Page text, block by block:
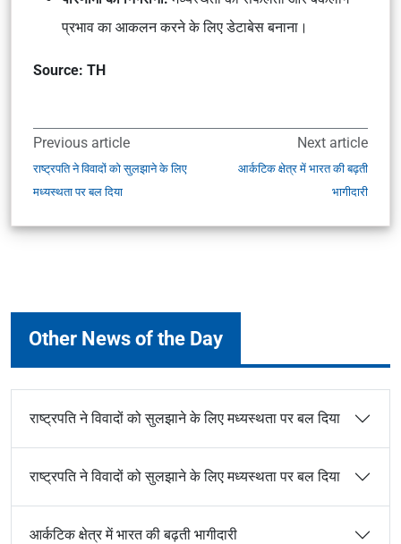
प्रभाव का आकलन करने के लिए डेटाबेस बनाना।
Source: TH
Previous article
राष्ट्रपति ने विवादों को सुलझाने के लिए
मध्यस्थता पर बल दिया
Next article
आर्कटिक क्षेत्र में भारत की बढ़ती
भागीदारी
Other News of the Day
राष्ट्रपति ने विवादों को सुलझाने के लिए मध्यस्थता पर बल दिया
राष्ट्रपति ने विवादों को सुलझाने के लिए मध्यस्थता पर बल दिया
आर्कटिक क्षेत्र में भारत की बढ़ती भागीदारी